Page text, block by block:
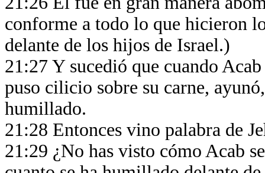
conforme a todo lo que hicieron
delante de los hijos de Israel.)
21:27 Y sucedió que cuando
puso cilicio sobre su carne,
humillado.
21:28 Entonces vino palabra de
21:29 ¿No has visto cómo Acab